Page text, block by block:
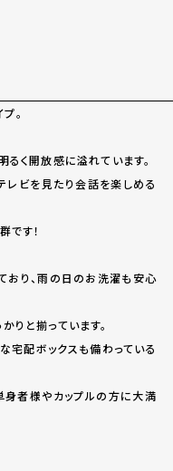
。
く開放感に溢れています。
ビを見たり会話を楽しめる
です！
おり、雨の日のお洗濯も安心
りと揃っています。
宅配ボックスも備わっている
身者様やカップルの方に大満